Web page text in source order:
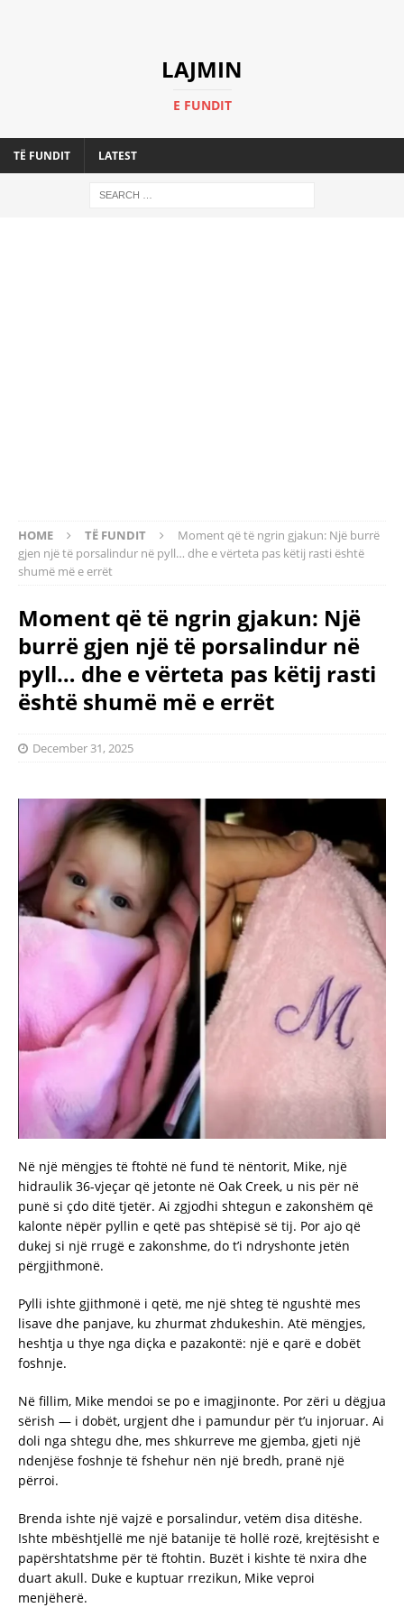
LAJMIN
E FUNDIT
TË FUNDIT LATEST
HOME TË FUNDIT
Moment që të ngrin gjakun: Një burrë
gjen një të porsalindur në pyll… dhe e vërteta pas këtij rasti është
shumë më e errët
Moment që të ngrin gjakun: Një
burrë gjen një të porsalindur në
pyll… dhe e vërteta pas këtij rasti
është shumë më e errët
December 31, 2025
Në një mëngjes të ftohtë në fund të nëntorit, Mike, një
hidraulik 36-vjeçar që jetonte në Oak Creek, u nis për në
punë si çdo ditë tjetër. Ai zgjodhi shtegun e zakonshëm që
kalonte nëpër pyllin e qetë pas shtëpisë së tij. Por ajo që
dukej si një rrugë e zakonshme, do t’i ndryshonte jetën
përgjithmonë.
Pylli ishte gjithmonë i qetë, me një shteg të ngushtë mes
lisave dhe panjave, ku zhurmat zhdukeshin. Atë mëngjes,
heshtja u thye nga diçka e pazakontë: një e qarë e dobët
foshnje.
Në fillim, Mike mendoi se po e imagjinonte. Por zëri u dëgjua
sërish — i dobët, urgjent dhe i pamundur për t’u injoruar. Ai
doli nga shtegu dhe, mes shkurreve me gjemba, gjeti një
ndenjëse foshnje të fshehur nën një bredh, pranë një
përroi.
Brenda ishte një vajzë e porsalindur, vetëm disa ditëshe.
Ishte mbështjellë me një batanije të hollë rozë, krejtësisht e
papërshtatshme për të ftohtin. Buzët i kishte të nxira dhe
duart akull. Duke e kuptuar rrezikun, Mike veproi
menjëherë.